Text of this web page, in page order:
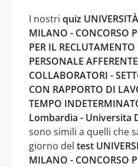
I nostri quiz
MILANO - CONCORSO
PER IL
PERSONALE
COLLABORATORI -
CON RAPPORTO DI
TEMPO
Lombardia - Universita
sono simili a quelli che
giorno del test
MILANO - CONCORSO